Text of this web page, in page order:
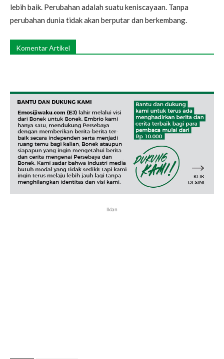
lebih baik. Perubahan adalah suatu keniscayaan. Tanpa
perubahan dunia tidak akan berputar dan berkembang.
Komentar Artikel
Iklan